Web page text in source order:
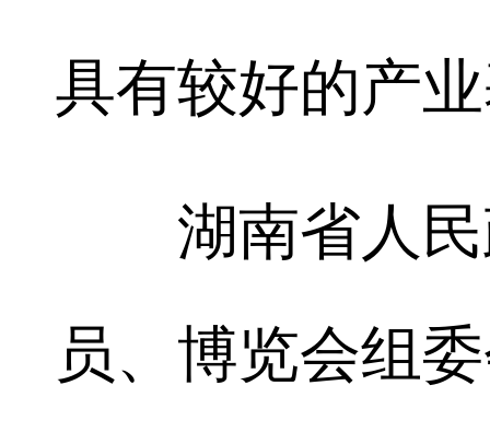
具有较好的产
湖南省人民
员、博览会组